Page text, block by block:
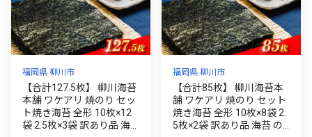
福岡県 柳川市
【合計127.5枚】 柳川海苔
本舗 ワケアリ 焼のり セッ
ト焼き海苔 全形 10枚×12
袋 2.5枚×3袋 訳あり品 海
福岡県 柳川市
【合計85枚】 柳川海苔本
舗 ワケアリ 焼のり セット
焼き海苔 全形 10枚×8袋 2.
5枚×2袋 訳あり品 海苔 の